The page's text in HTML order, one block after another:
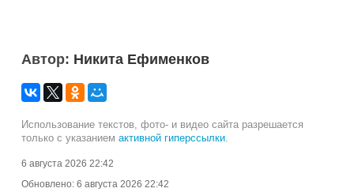
Автор: Никита Ефименков
Использование текстов, фото- и видео сайта разрешается
только с указанием активной гиперссылки.
6 августа 2026 22:42
Обновлено: 6 августа 2026 22:42